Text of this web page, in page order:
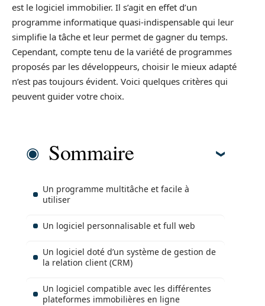
est le logiciel immobilier. Il s’agit en effet d’un
programme informatique quasi-indispensable qui leur
simplifie la tâche et leur permet de gagner du temps.
Cependant, compte tenu de la variété de programmes
proposés par les développeurs, choisir le mieux adapté
n’est pas toujours évident. Voici quelques critères qui
peuvent guider votre choix.
Sommaire
Un programme multitâche et facile à
utiliser
Un logiciel personnalisable et full web
Un logiciel doté d’un système de gestion de
la relation client (CRM)
Un logiciel compatible avec les différentes
plateformes immobilières en ligne